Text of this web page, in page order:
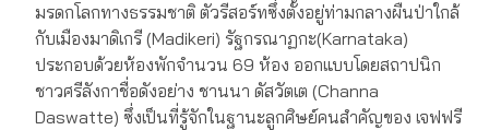
มรดกโลกทางธรรมชาติ ตัวรีสอร์ทซึ่งตั้งอยู่ท่ามกลางผืนป่าใกล้
กับเมืองมาดิเกรี (Madikeri) รัฐกรณาฏกะ(Karnataka)
ประกอบด้วยห้องพักจำนวน 69 ห้อง ออกแบบโดยสถาปนิก
ชาวศรีลังกาชื่อดังอย่าง ชานนา ดัสวัตเต (Channa
Daswatte) ซึ่งเป็นที่รู้จักในฐานะลูกศิษย์คนสำคัญของ เจฟฟรี